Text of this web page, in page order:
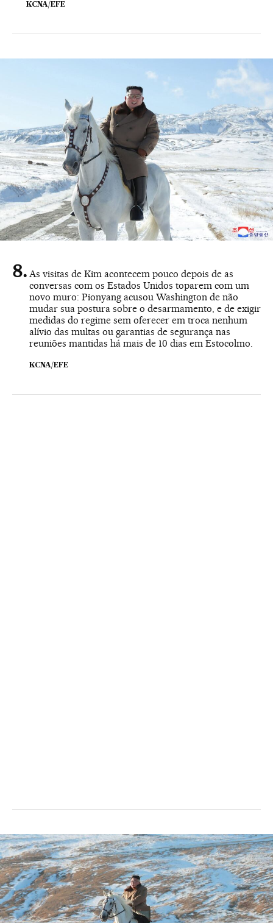
KCNA/EFE
As visitas de Kim acontecem pouco depois de as
conversas com os Estados Unidos toparem com um
novo muro: Pionyang acusou Washington de não
mudar sua postura sobre o desarmamento, e de exigir
medidas do regime sem oferecer em troca nenhum
alívio das multas ou garantias de segurança nas
reuniões mantidas há mais de 10 dias em Estocolmo.
KCNA/EFE